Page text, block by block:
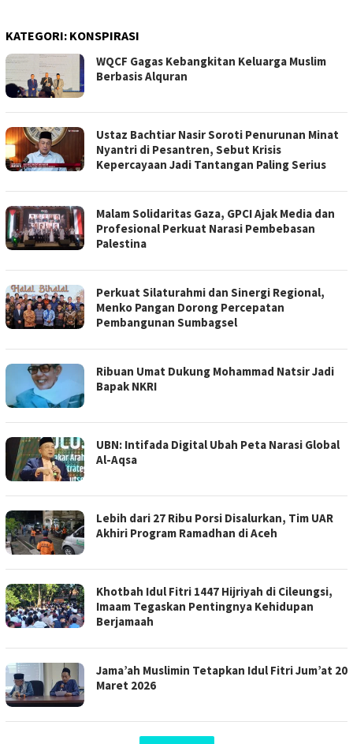
KATEGORI: KONSPIRASI
WQCF Gagas Kebangkitan Keluarga Muslim
Berbasis Alquran
Ustaz Bachtiar Nasir Soroti Penurunan Minat
Nyantri di Pesantren, Sebut Krisis
Kepercayaan Jadi Tantangan Paling Serius
Malam Solidaritas Gaza, GPCI Ajak Media dan
Profesional Perkuat Narasi Pembebasan
Palestina
Perkuat Silaturahmi dan Sinergi Regional,
Menko Pangan Dorong Percepatan
Pembangunan Sumbagsel
Ribuan Umat Dukung Mohammad Natsir Jadi
Bapak NKRI
UBN: Intifada Digital Ubah Peta Narasi Global
Al-Aqsa
Lebih dari 27 Ribu Porsi Disalurkan, Tim UAR
Akhiri Program Ramadhan di Aceh
Khotbah Idul Fitri 1447 Hijriyah di Cileungsi,
Imaam Tegaskan Pentingnya Kehidupan
Berjamaah
Jama’ah Muslimin Tetapkan Idul Fitri Jum’at 20
Maret 2026